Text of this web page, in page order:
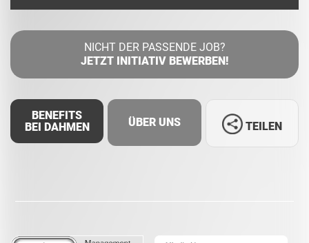
NICHT DER PASSENDE JOB?
JETZT INITIATIV BEWERBEN!
BENEFITS
BEI DAHMEN
ÜBER UNS TEILEN